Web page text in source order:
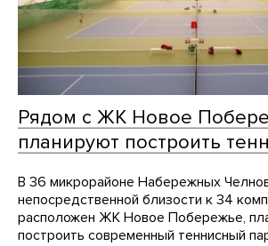
Рядом с ЖК Новое
планируют построить
В 36 микрорайоне Набережных
непосредственной близости к 34
расположен ЖК Новое Побережье,
построить современный теннисный